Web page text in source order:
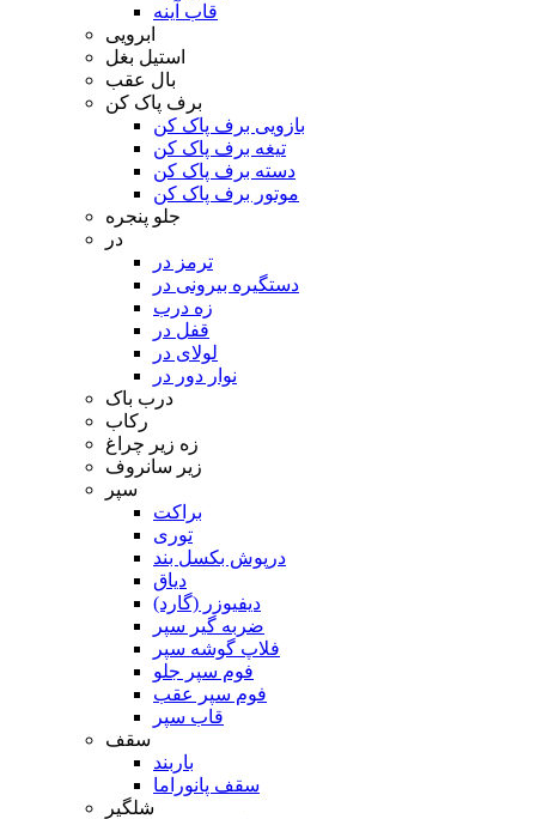
قاب آینه
ابرویی
استیل بغل
بال عقب
برف پاک کن
بازویی برف پاک کن
تیغه برف پاک کن
دسته برف پاک کن
موتور برف پاک کن
جلو پنجره
در
ترمز در
دستگیره بیرونی در
زه درب
قفل در
لولای در
نوار دور در
درب باک
رکاب
زه زیر چراغ
زیر سانروف
سپر
براکت
توری
درپوش بکسل بند
دیاق
دیفیوزر (گارد)
ضربه گیر سپر
فلاپ گوشه سپر
فوم سپر جلو
فوم سپر عقب
قاب سپر
سقف
باربند
سقف پانوراما
شلگیر